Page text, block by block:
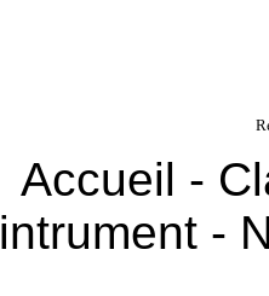
Accueil -
intrument -